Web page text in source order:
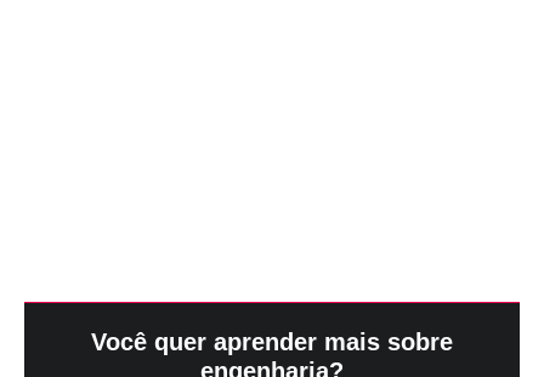
Você quer aprender mais sobre
engenharia?